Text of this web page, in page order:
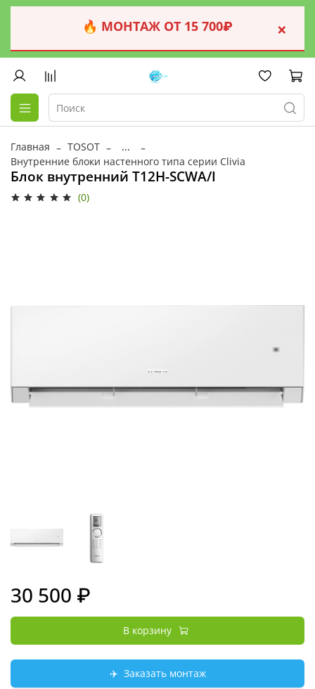
🔥 МОНТАЖ ОТ 15 700₽ ×
Главная TOSOT
...
Внутренние блоки настенного типа серии Clivia
Блок внутренний T12H-SCWA/I
(0)
30 500 ₽
В корзину
✈️ Заказать монтаж